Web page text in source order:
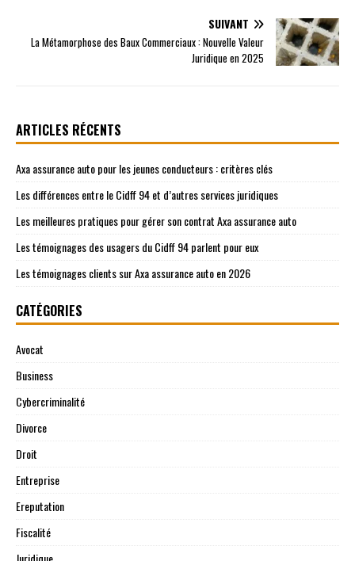
SUIVANT
La Métamorphose des Baux Commerciaux : Nouvelle Valeur
Juridique en 2025
ARTICLES RÉCENTS
Axa assurance auto pour les jeunes conducteurs : critères clés
Les différences entre le Cidff 94 et d’autres services juridiques
Les meilleures pratiques pour gérer son contrat Axa assurance auto
Les témoignages des usagers du Cidff 94 parlent pour eux
Les témoignages clients sur Axa assurance auto en 2026
CATÉGORIES
Avocat
Business
Cybercriminalité
Divorce
Droit
Entreprise
Ereputation
Fiscalité